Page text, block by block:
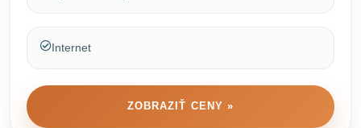
Internet
ZOBRAZIŤ CENY »